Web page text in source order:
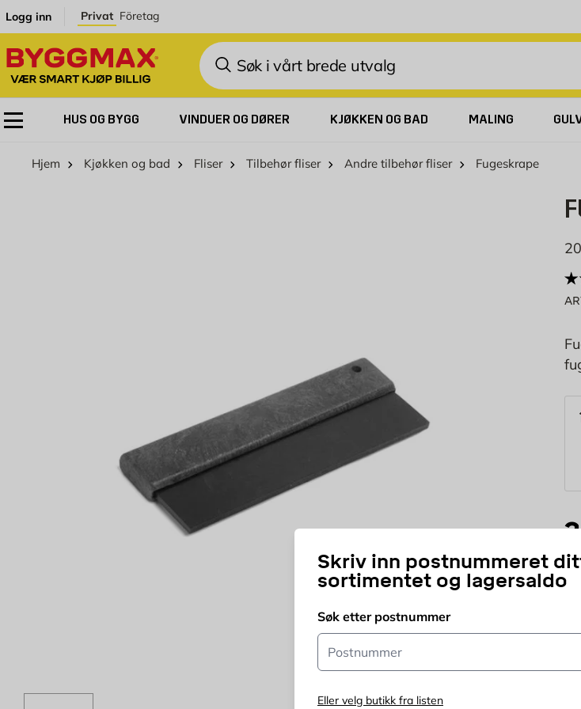
Logg inn Privat Företag
Søk
Skriv inn postnummeret
sortimentet og lagersaldo
Søk etter postnummer
Postnummer
Eller velg butikk fra listen
HUS OG BYGG VINDUER OG DØRER KJØKKEN OG BAD MALING
Hjem Kjøkken og bad Fliser Tilbehør fliser Andre tilbehør fliser Fugeskrape